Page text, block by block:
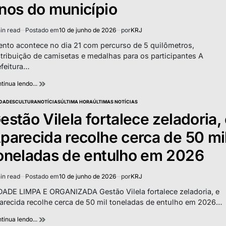
do município
read Postado em10 de junho de 2026 porKRJ
acontece no dia 21 com percurso de 5 quilômetros,
de camisetas e medalhas para os participantes A
lendo...
CULTURANOTÍCIASÚLTIMA HORAÚLTIMAS NOTÍCIAS
Vilela fortalece zeladoria,
recolhe cerca de 50
de entulho em 2026
read Postado em10 de junho de 2026 porKRJ
LIMPA E ORGANIZADA Gestão Vilela fortalece zeladoria, e
recolhe cerca de 50 mil toneladas de entulho em 2026…
lendo...